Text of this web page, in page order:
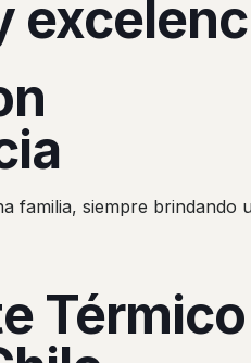
familia, siempre
Térmico